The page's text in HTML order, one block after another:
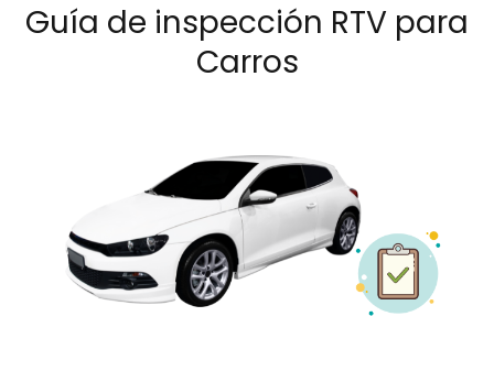
Guía de inspección RTV para
Carros